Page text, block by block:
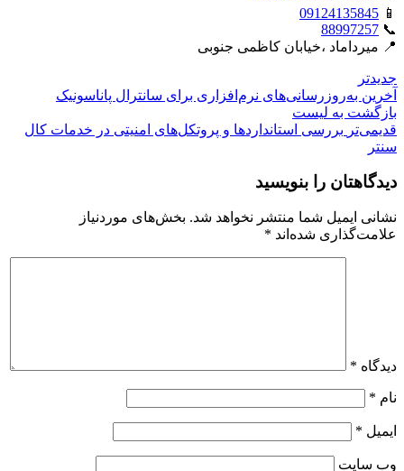
📱
09124135845
📞
88997257
📍 میرداماد ،خیابان کاظمی جنوبی
جدیدتر
آخرین به‌روزرسانی‌های نرم‌افزاری برای سانترال پاناسونیک
بازگشت بە لیست
قدیمی‌تر بررسی استانداردها و پروتکل‌های امنیتی در خدمات کال
سنتر
دیدگاهتان را بنویسید
نشانی ایمیل شما منتشر نخواهد شد. بخش‌های موردنیاز
علامت‌گذاری شده‌اند *
دیدگاه *
نام *
ایمیل *
وب‌ سایت